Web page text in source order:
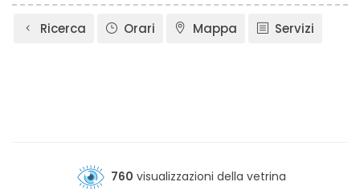
Ricerca Orari Mappa Servizi
760 visualizzazioni della vetrina